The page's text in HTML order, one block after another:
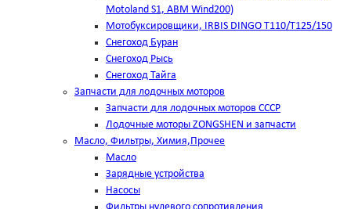
Motoland S1, ABM Wind200)
Мотобуксировщики, IRBIS DINGO Т110/Т125/150
Снегоход Буран
Снегоход Рысь
Снегоход Тайга
Запчасти для лодочных моторов
Запчасти для лодочных моторов СССР
Лодочные моторы ZONGSHEN и запчасти
Масло, Фильтры, Химия,Прочее
Масло
Зарядные устройства
Насосы